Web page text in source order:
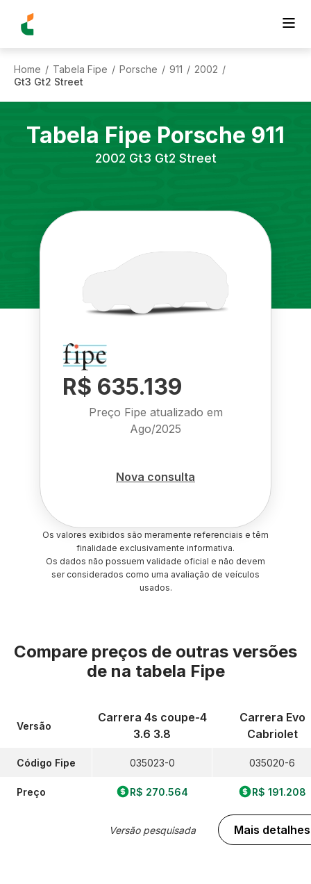
Home / Tabela Fipe / Porsche / 911 / 2002 /
Gt3 Gt2 Street
Tabela Fipe Porsche 911
2002 Gt3 Gt2 Street
R$ 635.139
Preço Fipe atualizado em
Ago/2025
Nova consulta
Os valores exibidos são meramente referenciais e têm
finalidade exclusivamente informativa.
Os dados não possuem validade oficial e não devem
ser considerados como uma avaliação de veículos
usados.
Compare preços de outras versões
de na tabela Fipe
Versão
Código Fipe
Preço
Carrera 4s coupe-4
3.6 3.8
035023-0
R$ 270.564
Versão pesquisada
Carrera Evo
Cabriolet
035020-6
R$ 191.208
Mais detalhes